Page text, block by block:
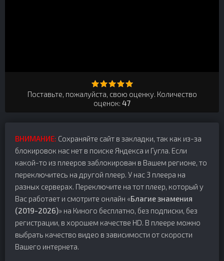
Поставьте, пожалуйста, свою оценку. Количество
оценок: 47
ВНИМАНИЕ: Сохраняйте сайт в закладки, так как из-за
блокировок нас нет в поиске Яндекса и Гугла. Если
какой-то из плееров заблокирован в Вашем регионе, то
переключитесь на другой плеер. У нас 3 плеера на
разных серверах. Переключите на тот плеер, который у
Вас работает и смотрите онлайн «Благие знамения
(2019-2026)» на Киного бесплатно, без подписки, без
регистрации, в хорошем качестве HD. В плеере можно
выбрать качество видео в зависимости от скорости
Вашего интернета.